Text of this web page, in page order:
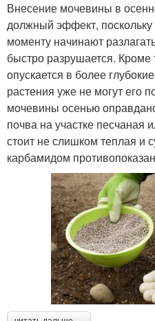
Внесение мочевины в
должный эффект,
моменту начинают
быстро разрушается. Кроме
опускается в более
растения уже не могут его
мочевины осенью
почва на участке песчаная
стоит не слишком теплая и
карбамидом